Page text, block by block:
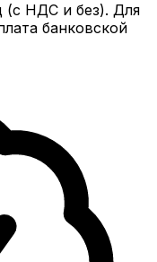
(с НДС и без). Для
банковской